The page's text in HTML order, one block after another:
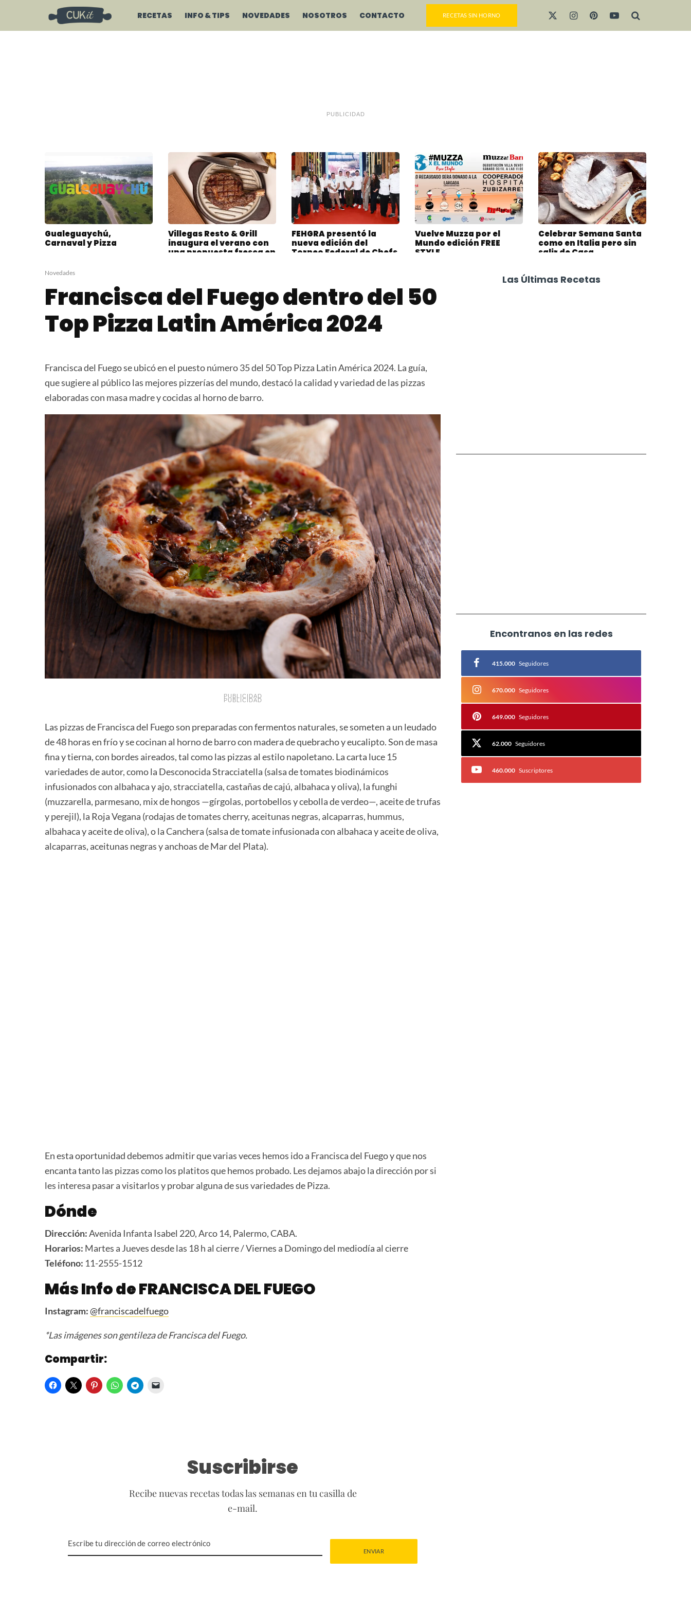
RECETAS INFO & TIPS NOVEDADES NOSOTROS CONTACTO RECETAS SIN HORNO
PUBLICIDAD
Gualeguaychú,
Carnaval y Pizza
Villegas Resto & Grill
inaugura el verano con
una propuesta fresca en
FEHGRA presentó la
nueva edición del
Torneo Federal de Chefs
Vuelve Muzza por el
Mundo edición FREE
STYLE
Celebrar Semana Santa
como en Italia pero sin
salir de Casa
Novedades
Francisca del Fuego dentro del 50
Top Pizza Latin América 2024
Francisca del Fuego se ubicó en el puesto número 35 del 50 Top Pizza Latin América 2024. La guía,
que sugiere al público las mejores pizzerías del mundo, destacó la calidad y variedad de las pizzas
elaboradas con masa madre y cocidas al horno de barro.
PUBLICIDAD
PUBLICIDAD
Las pizzas de Francisca del Fuego son preparadas con fermentos naturales, se someten a un leudado
de 48 horas en frío y se cocinan al horno de barro con madera de quebracho y eucalipto. Son de masa
fina y tierna, con bordes aireados, tal como las pizzas al estilo napoletano. La carta luce 15
variedades de autor, como la Desconocida Stracciatella (salsa de tomates biodinámicos
infusionados con albahaca y ajo, stracciatella, castañas de cajú, albahaca y oliva), la funghi
(muzzarella, parmesano, mix de hongos —gírgolas, portobellos y cebolla de verdeo—, aceite de trufas
y perejil), la Roja Vegana (rodajas de tomates cherry, aceitunas negras, alcaparras, hummus,
albahaca y aceite de oliva), o la Canchera (salsa de tomate infusionada con albahaca y aceite de oliva,
alcaparras, aceitunas negras y anchoas de Mar del Plata).
En esta oportunidad debemos admitir que varias veces hemos ido a Francisca del Fuego y que nos
encanta tanto las pizzas como los platitos que hemos probado. Les dejamos abajo la dirección por si
les interesa pasar a visitarlos y probar alguna de sus variedades de Pizza.
Dónde
Dirección:Avenida Infanta Isabel 220, Arco 14, Palermo, CABA.
Horarios: Martes a Jueves desde las 18 h al cierre / Viernes a Domingo del mediodía al cierre
Teléfono: 11-2555-1512
Más Info de FRANCISCA DEL FUEGO
Instagram:@franciscadelfuego
*Las imágenes son gentileza de Francisca del Fuego.
Compartir:
Suscribirse
Recibe nuevas recetas todas las semanas en tu casilla de
e-mail.
Las Últimas Recetas
Encontranos en las redes
415.000 Seguidores
670.000 Seguidores
649.000 Seguidores
62.000 Seguidores
460.000 Suscriptores